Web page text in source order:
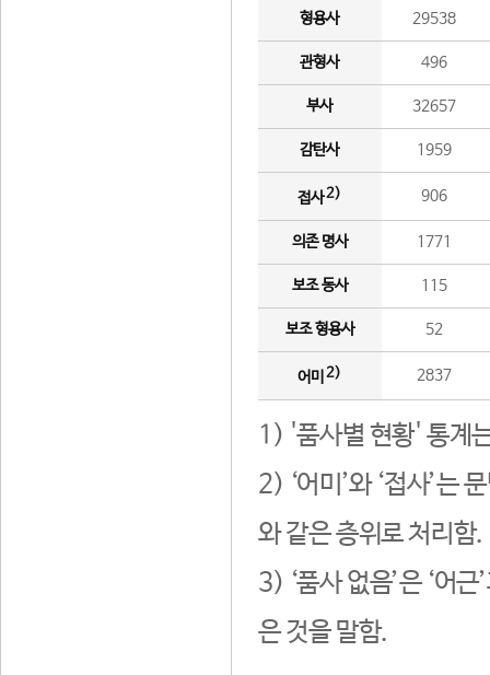
형용사 29538
관형사 496
부사 32657
감탄사 1959
접사2) 906
의존 명사 1771
보조 동사 115
보조 형용사 52
어미 2) 2837
1) '품사별 현황' 통계
2) ‘어미’와 ‘접사’는
와 같은 층위로 처리함.
3) ‘품사 없음’은 ‘어
은 것을 말함.